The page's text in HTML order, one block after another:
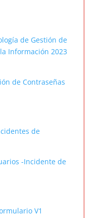
de Gestión de
Información 2023
de Contraseñas
de
-Incidente de
V1